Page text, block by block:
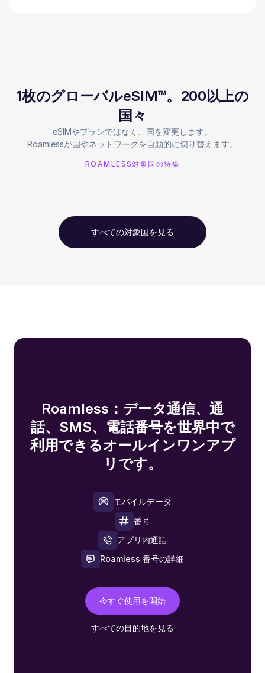
1枚のグローバルeSIM™。200以上の
国々
eSIMやプランではなく、国を変更します。
Roamlessが国やネットワークを自動的に切り替えます。
ROAMLESS対象国の特集
すべての対象国を見る
Roamless：データ通信、通
話、SMS、電話番号を世界中で
利用できるオールインワンアプ
リです。
モバイルデータ
番号
アプリ内通話
Roamless 番号の詳細
今すぐ使用を開始
すべての目的地を見る